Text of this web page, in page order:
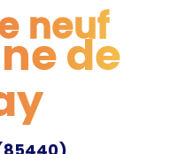
neuf
neuf
de